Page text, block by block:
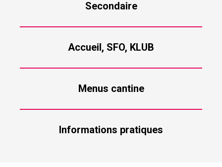
Secondaire
Accueil, SFO, KLUB
Menus cantine
Informations pratiques